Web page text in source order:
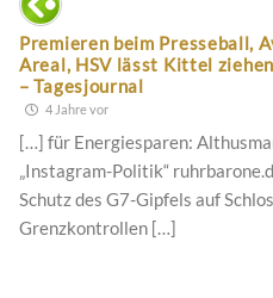
Premieren beim Presseball,
Areal, HSV lässt Kittel
– Tagesjournal
4 Jahre vor
[…] für Energiesparen:
„Instagram-Politik“
Schutz des G7-Gipfels auf
Grenzkontrollen […]